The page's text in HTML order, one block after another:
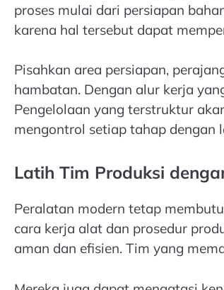
proses mulai dari persiapan
karena hal tersebut dapat
Pisahkan area persiapan,
hambatan. Dengan alur kerja
Pengelolaan yang terstruktur
mengontrol setiap tahap dengan
Latih Tim Produksi
Peralatan modern tetap
cara kerja alat dan prosedur
aman dan efisien. Tim yang